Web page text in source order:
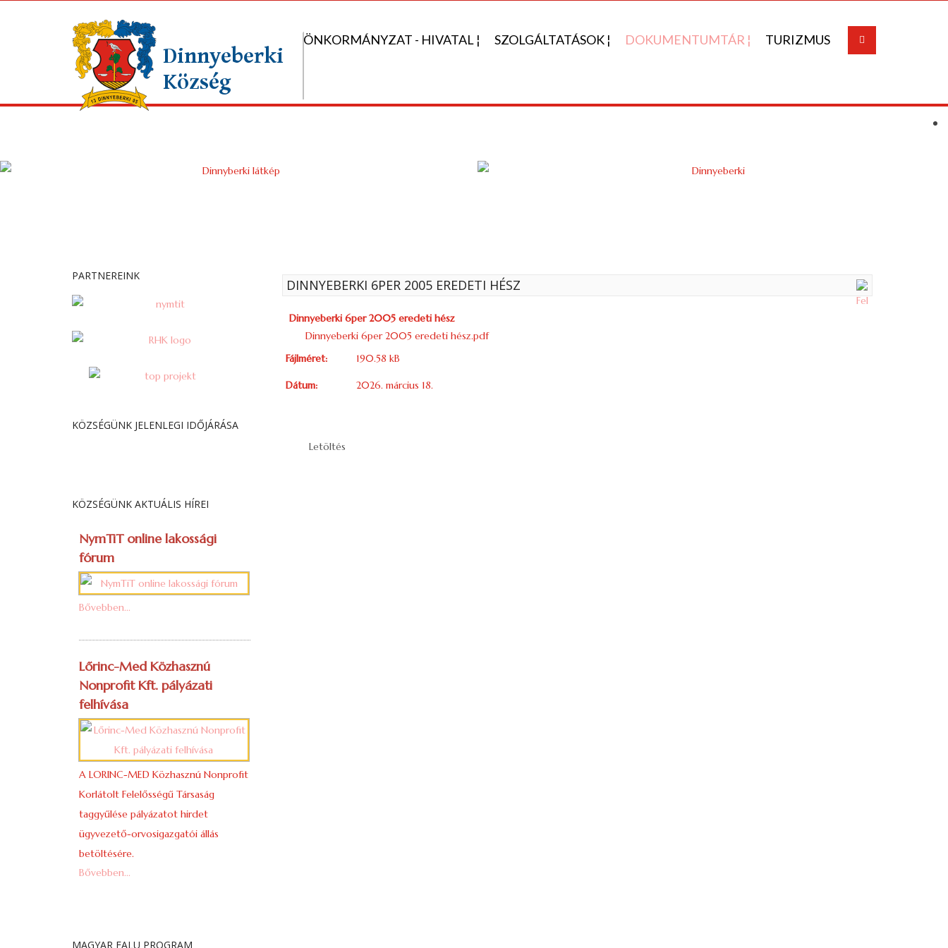
ÖNKORMÁNYZAT - HIVATAL ¦ SZOLGÁLTATÁSOK ¦ DOKUMENTUMTÁR ¦ TURIZMUS
PARTNEREINK
KÖZSÉGÜNK JELENLEGI IDŐJÁRÁSA
KÖZSÉGÜNK AKTUÁLIS HÍREI
NymTiT online lakossági
fórum
Bővebben...
Lőrinc-Med Közhasznú
Nonprofit Kft. pályázati
felhívása
A LORINC-MED Közhasznú Nonprofit
Korlátolt Felelősségű Társaság
taggyűlése pályázatot hirdet
ügyvezető-orvosigazgatói állás
betöltésére.
Bővebben...
MAGYAR FALU PROGRAM
DINNYEBERKI 6PER 2005 EREDETI HÉSZ
Dinnyeberki 6per 2005 eredeti hész
Dinnyeberki 6per 2005 eredeti hész.pdf
Fájlméret:
190.58 kB
Dátum: 2026. március 18.